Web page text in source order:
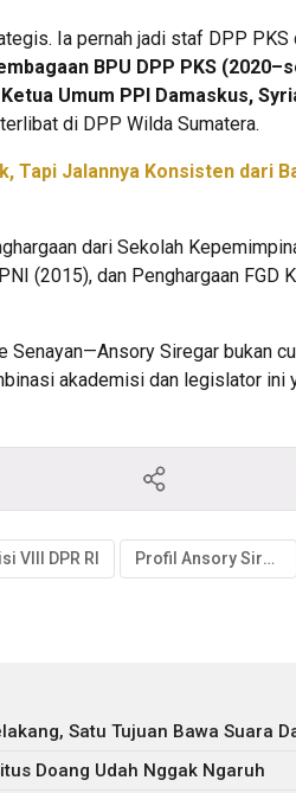
Ia pernah jadi staf DPP PKS
BPU DPP PKS
Ketua Umum PPI Damaskus,
di DPP Wilda Sumatera.
Tapi Jalannya Konsisten dari
dari Sekolah
(2015), dan Penghargaan FGD
Senayan—Ansory Siregar bukan
akademisi dan legislator ini
VIII DPR RI Profil Ansory Siregar
Satu Tujuan Bawa Suara
Doang Udah Nggak Ngaruh